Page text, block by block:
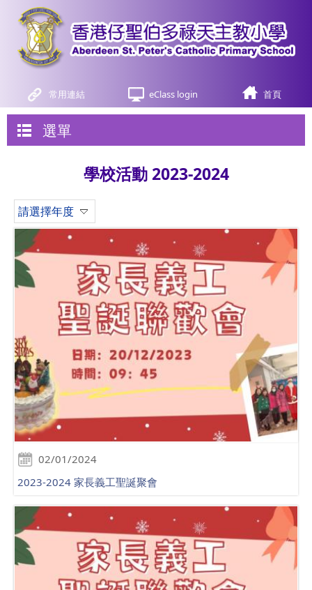
常用連結 eClass login 首頁
選單
學校活動 2023-2024
請選擇年度
02/01/2024
2023-2024 家長義工聖誕聚會